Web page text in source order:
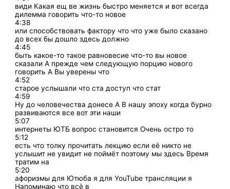
види Какая ещ ве жизнь быстро меняется и вот всегда
дилемма говорить что-то новое
4:38
или способствовать фактору что что уже было сказано
до всех бы дошло здесь должно
4:45
быть какое-то такое равновесие что-то вы новое
сказали А прежде чем следующую порцию нового
говорить А Вы уверены что
4:52
старое услышали что ста доступ что стат
4:59
Ну до человечества донесе А В нашу эпоху когда бурно
развиваются все вот эти наши
5:07
интернеты ЮТБ вопрос становится Очень остро то
5:12
есть что толку прочитать лекцию если её никто не
услышит не увидит не поймёт поэтому мы здесь Время
тратим на
5:20
афоризмы для Ютюба я для YouTube трансляции я
Напоминаю что всё в